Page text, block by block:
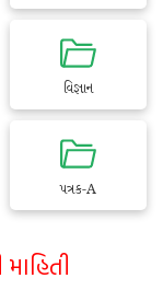
વિજ્ઞાન
પત્રક-A